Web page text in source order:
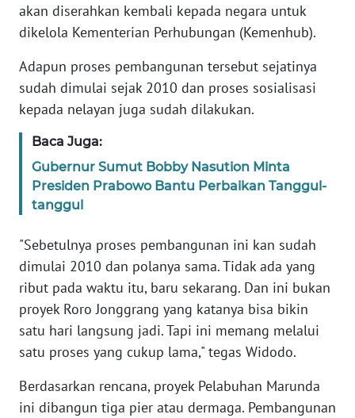
akan diserahkan kembali kepada negara untuk
dikelola Kementerian Perhubungan (Kemenhub).
Adapun proses pembangunan tersebut sejatinya
sudah dimulai sejak 2010 dan proses sosialisasi
kepada nelayan juga sudah dilakukan.
Baca Juga:
Gubernur Sumut Bobby Nasution Minta
Presiden Prabowo Bantu Perbaikan Tanggul-
tanggul
"Sebetulnya proses pembangunan ini kan sudah
dimulai 2010 dan polanya sama. Tidak ada yang
ribut pada waktu itu, baru sekarang. Dan ini bukan
proyek Roro Jonggrang yang katanya bisa bikin
satu hari langsung jadi. Tapi ini memang melalui
satu proses yang cukup lama," tegas Widodo.
Berdasarkan rencana, proyek Pelabuhan Marunda
ini dibangun tiga pier atau dermaga. Pembangunan
WN
WN
JAKARTA
WN
JABAR
WN
WN
NTT
WN
WN
PAPUA